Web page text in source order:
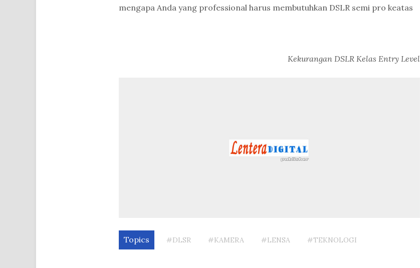
mengapa Anda yang professional harus membutuhkan DSLR semi pro keatas
Kekurangan DSLR Kelas Entry Level
Topics #DLSR #KAMERA #LENSA #TEKNOLOGI